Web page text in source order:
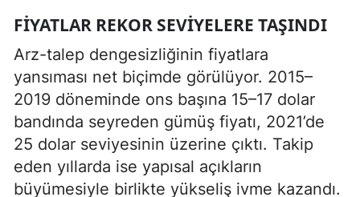
FIYATLAR REKOR SEVIYELERE TAŞINDI
Arz-talep dengesizliğinin fiyatlara
yansıması net biçimde görülüyor. 2015–
2019 döneminde ons başına 15–17 dolar
bandında seyreden gümüş fiyatı, 2021’de
25 dolar seviyesinin üzerine çıktı. Takip
eden yıllarda ise yapısal açıkların
büyümesiyle birlikte yükseliş ivme kazandı.